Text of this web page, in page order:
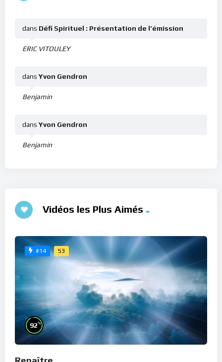
ERIC VITOULEY
dans Défi Spirituel : Présentation de l’émission
Benjamin
dans Yvon Gendron
Benjamin
dans Yvon Gendron
Vidéos les Plus Aimés
#14 53
92%